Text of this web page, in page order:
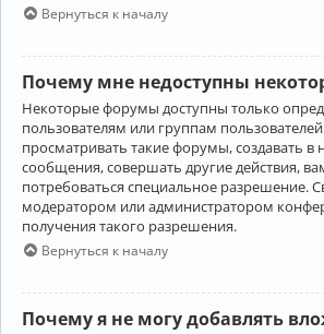
Вернуться к началу
Почему мне недоступны
Некоторые форумы доступны только
пользователям или группам
просматривать такие форумы, создавать в
сообщения, совершать другие действия,
потребоваться специальное разрешение.
модератором или администратором
получения такого разрешения.
Вернуться к началу
Почему я не могу добавлять